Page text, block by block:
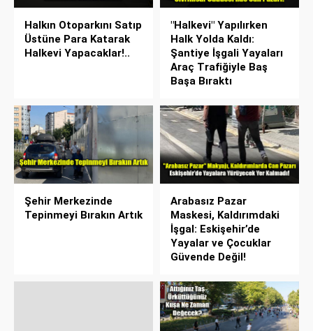
Halkın Otoparkını Satıp
Üstüne Para Katarak
Halkevi Yapacaklar!..
"Halkevi" Yapılırken
Halk Yolda Kaldı:
Şantiye İşgali Yayaları
Araç Trafiğiyle Baş
Başa Bıraktı
Şehir Merkezinde
Tepinmeyi Bırakın Artık
Arabasız Pazar
Maskesi, Kaldırımdaki
İşgal: Eskişehir’de
Yayalar ve Çocuklar
Güvende Değil!